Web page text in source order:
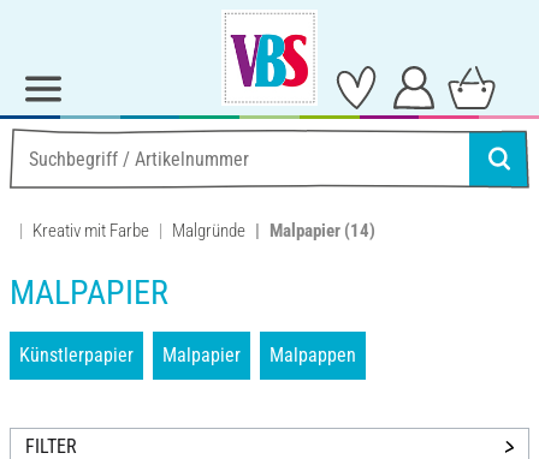
Kreativ mit Farbe Malgründe Malpapier (14)
MALPAPIER
Künstlerpapier Malpapier Malpappen
FILTER